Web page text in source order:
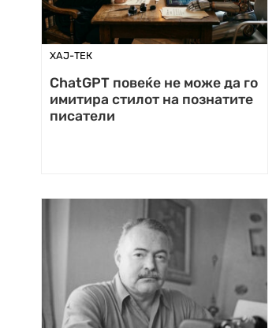
ХАЈ-ТЕК
ChatGPT повеќе не може да го
имитира стилот на познатите
писатели